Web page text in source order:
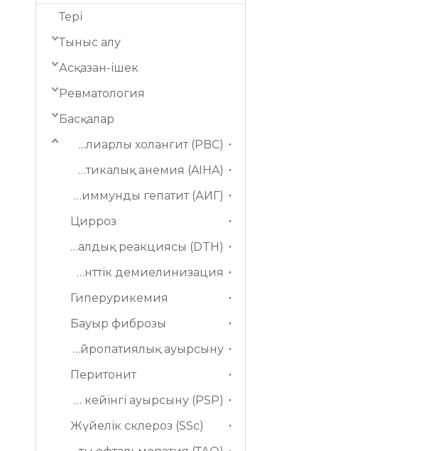
Тері
Тыныс алу
Асқазан-ішек
Ревматология
Басқалар
Біріншілік билиарлы холангит (PBC)
Аутоиммунды гемолитикалық анемия (AIHA)
Аутоиммунды гепатит (АИГ)
Цирроз
Кешіктірілген жоғары сезімталдық реакциясы (DTH)
Эксперименттік демиелинизация
Гиперурикемия
Бауыр фиброзы
Нейропатиялық ауырсыну
Перитонит
Операциядан кейінгі ауырсыну (PSP)
Жүйелік склероз (SSc)